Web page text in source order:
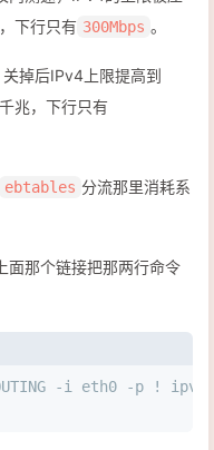
下行只有 300Mbps 。
掉后IPv4上限提高到
兆，下行只有
ebtables 分流那里消耗系
面那个链接把那两行命令
-i eth0 -p ! ipv6